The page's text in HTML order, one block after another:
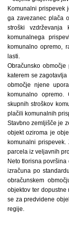
Komunalni prispevek
ga zavezanec plača
stroški
komunalnega
komunalno opremo,
lasti.
Obračunsko
katerem se
območje njene
komunalno
skupnih stroškov
plačili komunalnih
Stavbno zemljišče je
objekt oziroma je
komunalni
parcela iz veljavnih
Neto tlorisna
izračuna po
obračunskem
objektov ter dopustne
se za predvidene
regije.